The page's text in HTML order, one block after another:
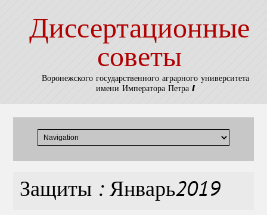
Диссертационные
советы
Воронежского государственного аграрного университета
имени Императора Петра I
Защиты : Январь2019